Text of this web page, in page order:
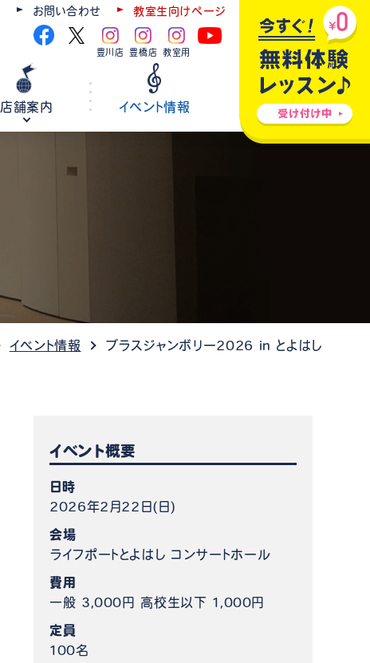
お問い合わせ 教室生向けページ
豊川店 豊橋店 教室用
店舗案内 イベント情報
イベント情報 ブラスジャンボリー2026 in とよはし
イベント概要
日時
2026年2月22日(日)
会場
ライフポートとよはし コンサートホール
費用
一般 3,000円 高校生以下 1,000円
定員
100名